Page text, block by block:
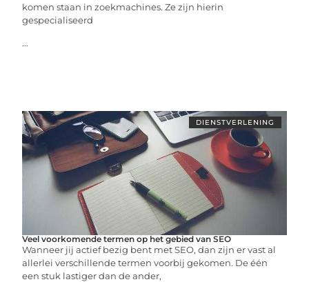
komen staan in zoekmachines. Ze zijn hierin
gespecialiseerd
...
DIENSTVERLENING
Veel voorkomende termen op het gebied van SEO
Wanneer jij actief bezig bent met SEO, dan zijn er vast al
allerlei verschillende termen voorbij gekomen. De één
een stuk lastiger dan de ander,